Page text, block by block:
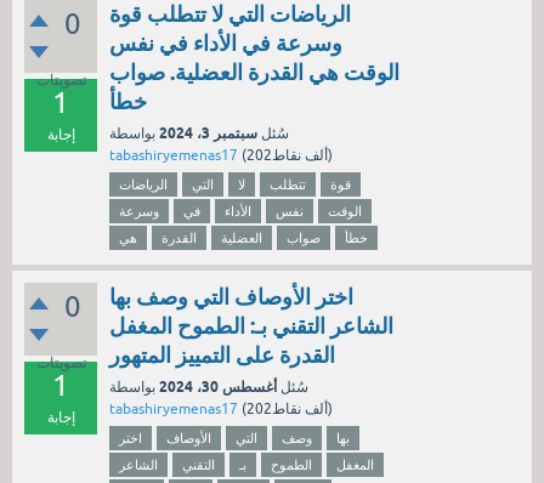
0
تصويتات
1
إجابة
الرياضات التي لا تتطلب قوة
وسرعة في الأداء في نفس
الوقت هي القدرة العضلية. صواب
خطأ
سُئل سبتمبر 3، 2024
بواسطة
tabashiryemenas17 ( 202ألف نقاط)
الرياضات التي لا تتطلب
قوة
وسرعة
في الأداء نفس
الوقت
هي
القدرة العضلية صواب خطأ
0
تصويتات
1
إجابة
اختر الأوصاف التي وصف بها
الشاعر التقني بـ: الطموح المغفل
القدرة على التمييز المتهور
سُئل أغسطس 30، 2024
بواسطة
tabashiryemenas17 ( 202ألف نقاط)
اختر الأوصاف التي وصف
بها
الشاعر
التقني بـ الطموح
المغفل